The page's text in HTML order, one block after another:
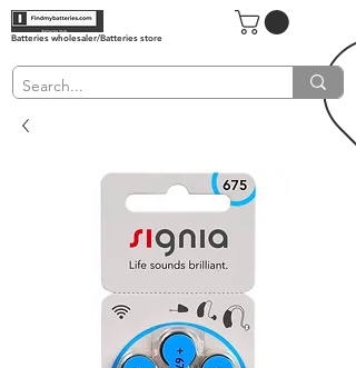
Batteries wholesaler/Batteries store